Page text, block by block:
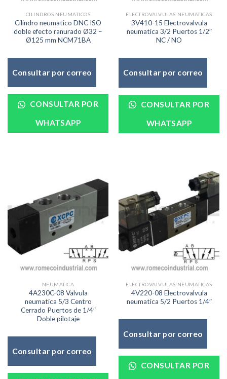
CILINDROS NEUMATICOS
Cilindro neumatico DNC ISO
doble efecto ranurado Ø32 –
Ø125 mm NCM71BA
Consultar por correo
CONSULTAR POR
WHATSAPP
ELECTROVALVULAS NEUMATICAS
3V410-15 Electrovalvula
neumatica 3/2 Puertos 1/2″
NC / NO
Consultar por correo
CONSULTAR POR
WHATSAPP
NEUMATICA
4A230C-08 Valvula
neumatica 5/3 Centro
Cerrado Puertos de 1/4″
Doble pilotaje
Consultar por correo
ELECTROVALVULAS NEUMATICAS
4V220-08 Electrovalvula
neumatica 5/2 Puertos 1/4″
Consultar por correo
CONSULTAR POR